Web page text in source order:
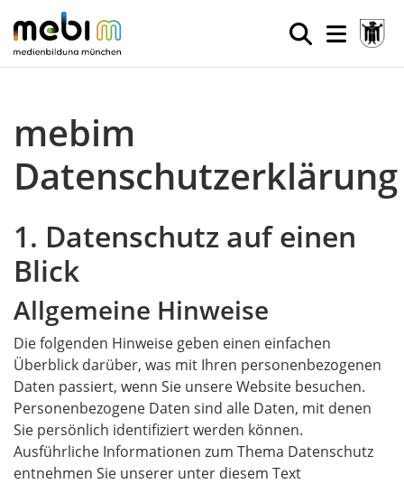
mebim
Datenschutzerklärung
1. Datenschutz auf einen
Blick
Allgemeine Hinweise
Die folgenden Hinweise geben einen einfachen
Überblick darüber, was mit Ihren personenbezogenen
Daten passiert, wenn Sie unsere Website besuchen.
Personenbezogene Daten sind alle Daten, mit denen
Sie persönlich identifiziert werden können.
Ausführliche Informationen zum Thema Datenschutz
entnehmen Sie unserer unter diesem Text